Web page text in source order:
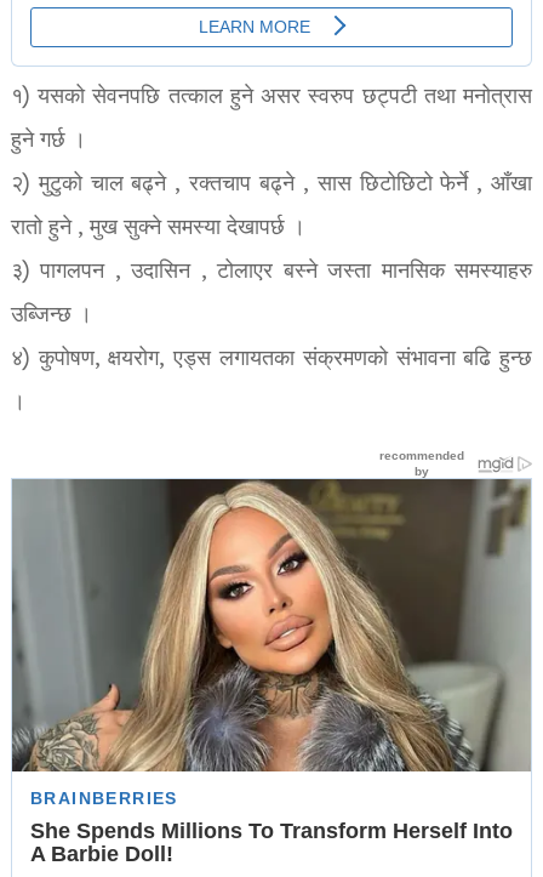
१) यसको सेवनपछि तत्काल हुने असर स्वरुप छट्पटी तथा मनोत्रास
हुने गर्छ ।
२) मुटुको चाल बढ्ने , रक्तचाप बढ्ने , सास छिटोछिटो फेर्ने , आँखा
रातो हुने , मुख सुक्ने समस्या देखापर्छ ।
३) पागलपन , उदासिन , टोलाएर बस्ने जस्ता मानसिक समस्याहरु
उब्जिन्छ ।
४) कुपोषण, क्षयरोग, एड्स लगायतका संक्रमणको संभावना बढि हुन्छ
।